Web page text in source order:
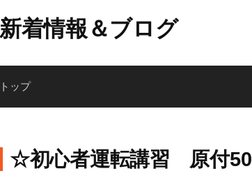
新着情報＆ブログ
トップ
☆初心者運転講習 原付50